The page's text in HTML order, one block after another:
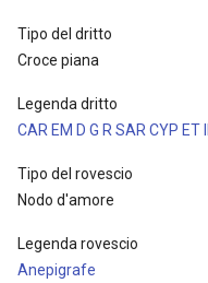
Tipo del dritto
Croce piana
Legenda dritto
CAR EM D G R SAR CYP ET
Tipo del rovescio
Nodo d'amore
Legenda rovescio
Anepigrafe